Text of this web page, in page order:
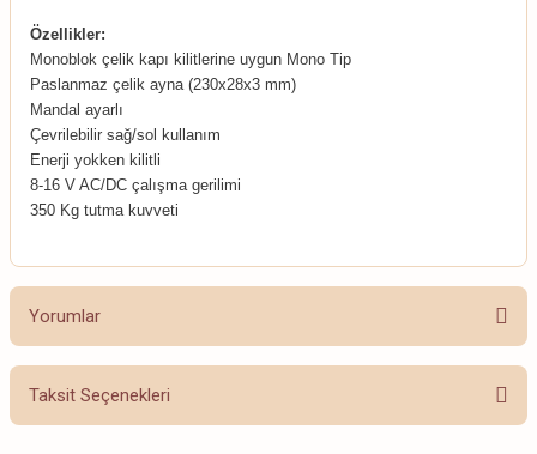
Özellikler:
Monoblok çelik kapı kilitlerine uygun Mono Tip
Paslanmaz çelik ayna (230x28x3 mm)
Mandal ayarlı
Çevrilebilir sağ/sol kullanım
Enerji yokken kilitli
8-16 V AC/DC çalışma gerilimi
350 Kg tutma kuvveti
Yorumlar
Bu ürüne ilk yorumu siz yapın!
Taksit Seçenekleri